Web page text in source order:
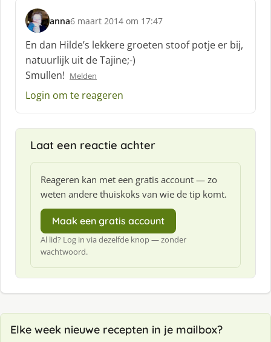
anna
s
c
h
r
e
e
:
6 maart 2014 om 17:47
En dan Hilde’s lekkere groeten stoof potje er bij,
natuurlijk uit de Tajine;-)
Smullen! Melden
Login om te reageren
Laat een reactie achter
Reageren kan met een gratis account — zo
weten andere thuiskoks van wie de tip komt.
Maak een gratis account
Al lid? Log in via dezelfde knop — zonder
wachtwoord.
Elke week nieuwe recepten in je mailbox?